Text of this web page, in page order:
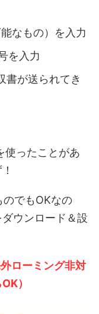
なもの）を入力
を入力
書が送られてき
使ったことがあ
のでもOKなの
ウンロード＆設
ローミング非対
）